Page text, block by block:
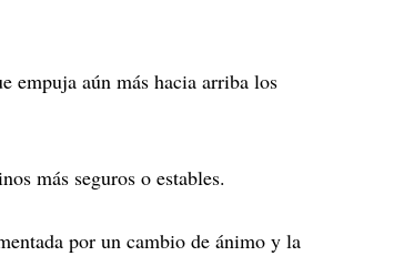
empuja aún más hacia arriba los
más seguros o estables.
por un cambio de ánimo y la